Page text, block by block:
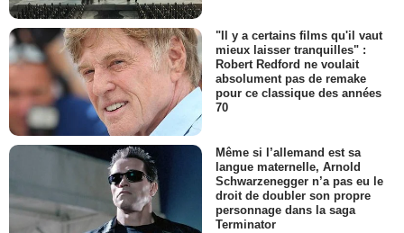
"Il y a certains films qu'il vaut
mieux laisser tranquilles" :
Robert Redford ne voulait
absolument pas de remake
pour ce classique des années
70
Même si l’allemand est sa
langue maternelle, Arnold
Schwarzenegger n’a pas eu le
droit de doubler son propre
personnage dans la saga
Terminator